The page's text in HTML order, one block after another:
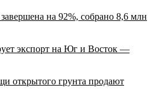
на 92%, собрано 8,6 млн
экспорт на Юг и Восток —
открытого грунта продают